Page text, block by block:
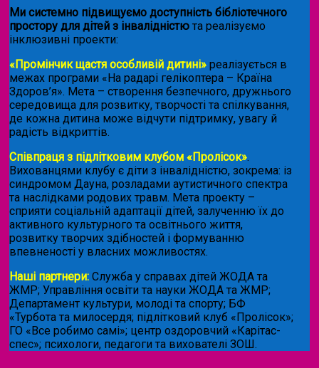
Ми системно підвищуємо доступність бібліотечного
простору для дітей з інвалідністю та реалізуємо
інклюзивні проекти:
«Промінчик щастя особливій дитині» реалізується в
межах програми «На радарі гелікоптера – Країна
Здоров’я». Мета – створення безпечного, дружнього
середовища для розвитку, творчості та спілкування,
де кожна дитина може відчути підтримку, увагу й
радість відкриттів.
Співпраця з підлітковим клубом «Пролісок».
Вихованцями клубу є діти з інвалідністю, зокрема: із
синдромом Дауна, розладами аутистичного спектра
та наслідками родових травм. Мета проекту –
сприяти соціальній адаптації дітей, залученню їх до
активного культурного та освітнього життя,
розвитку творчих здібностей і формуванню
впевненості у власних можливостях.
Наші партнери: Служба у справах дітей ЖОДА та
ЖМР; Управління освіти та науки ЖОДА та ЖМР;
Департамент культури, молоді та спорту; БФ
«Турбота та милосердя; підлітковий клуб «Пролісок»;
ГО «Все робимо самі»; центр оздоровчий «Карітас-
спес»; психологи, педагоги та вихователі ЗОШ.